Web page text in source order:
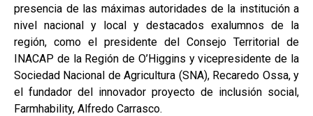
presencia de las máximas autoridades de la institución a
nivel nacional y local y destacados exalumnos de la
región, como el presidente del Consejo Territorial de
INACAP de la Región de O’Higgins y vicepresidente de la
Sociedad Nacional de Agricultura (SNA), Recaredo Ossa, y
el fundador del innovador proyecto de inclusión social,
Farmhability, Alfredo Carrasco.